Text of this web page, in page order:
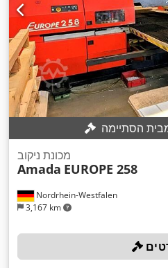
הסתיימה
Nordrhein-Westfalen
3,167 km
מכונת ניקוב
Amada EUROPE 258